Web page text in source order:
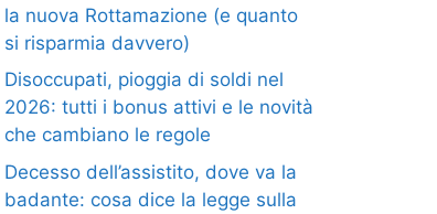
la nuova Rottamazione (e quanto
si risparmia davvero)
Disoccupati, pioggia di soldi nel
2026: tutti i bonus attivi e le novità
che cambiano le regole
Decesso dell’assistito, dove va la
badante: cosa dice la legge sulla